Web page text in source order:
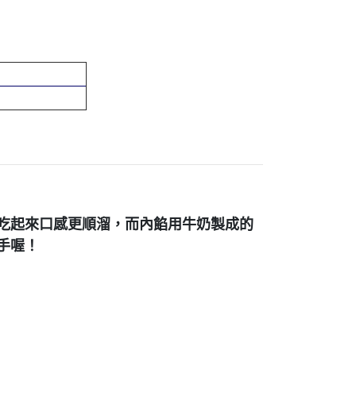
起來口感更順溜， 而內餡用牛奶製成的
喔！